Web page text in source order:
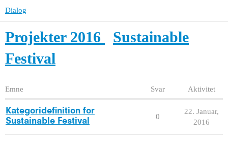
Dialog
Projekter 2016
Sustainable
Festival
Emne Svar Aktivitet
Kategoridefinition for
Sustainable Festival
0
22. Januar,
2016